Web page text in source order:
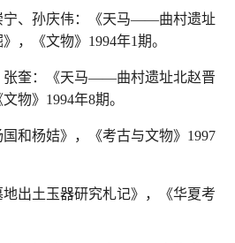
宁、孙庆伟：《天马——曲村遗址
，《文物》1994年1期。
张奎：《天马——曲村遗址北赵晋
物》1994年8期。
和杨姞》，《考古与文物》1997
出土玉器研究札记》，《华夏考